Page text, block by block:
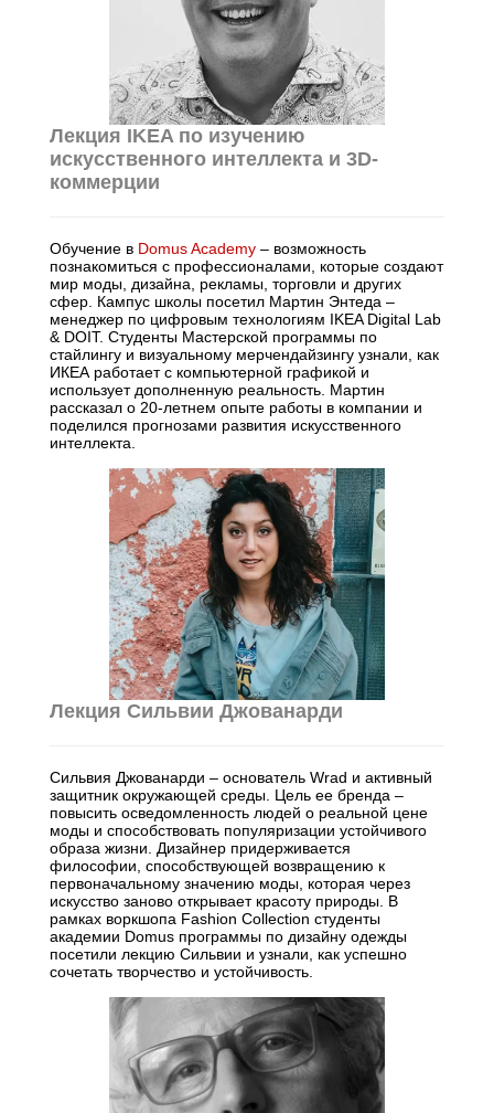
Лекция IKEA по изучению
искусственного интеллекта и 3D-
коммерции
Обучение в Domus Academy – возможность
познакомиться с профессионалами, которые создают
мир моды, дизайна, рекламы, торговли и других
сфер. Кампус школы посетил Мартин Энтеда –
менеджер по цифровым технологиям IKEA Digital Lab
& DOIT. Студенты Мастерской программы по
стайлингу и визуальному мерчендайзингу узнали, как
ИКЕА работает с компьютерной графикой и
использует дополненную реальность. Мартин
рассказал о 20-летнем опыте работы в компании и
поделился прогнозами развития искусственного
интеллекта.
Лекция Сильвии Джованарди
Сильвия Джованарди – основатель Wrad и активный
защитник окружающей среды. Цель ее бренда –
повысить осведомленность людей о реальной цене
моды и способствовать популяризации устойчивого
образа жизни. Дизайнер придерживается
философии, способствующей возвращению к
первоначальному значению моды, которая через
искусство заново открывает красоту природы. В
рамках воркшопа Fashion Collection студенты
академии Domus программы по дизайну одежды
посетили лекцию Сильвии и узнали, как успешно
сочетать творчество и устойчивость.